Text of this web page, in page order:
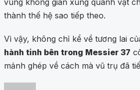
vùng không gian xung quanh vật
thành thế hệ sao tiếp theo.
Vì vậy, không chỉ kể về tương lai
hành tinh bên trong Messier 37
mảnh ghép về cách mà vũ trụ đã